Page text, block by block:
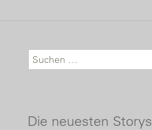
Suche nach:
Die neuesten Storys